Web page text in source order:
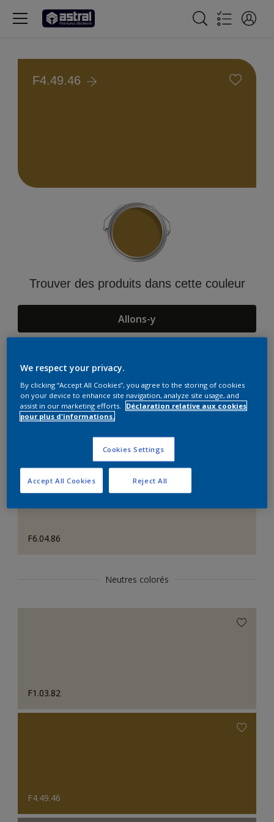
F4.49.46
Trouver des produits dans cette couleur
Allons-y
Suggestions d'Harmonies
F6.04.86
Neutres colorés
F1.03.82
F4.49.46
We respect your privacy.
By clicking “Accept All Cookies”, you agree to the storing of cookies
on your device to enhance site navigation, analyze site usage, and
assist in our marketing efforts.
Déclaration relative aux cookies
pour plus d'informations.
Cookies Settings
Reject All
Accept All Cookies